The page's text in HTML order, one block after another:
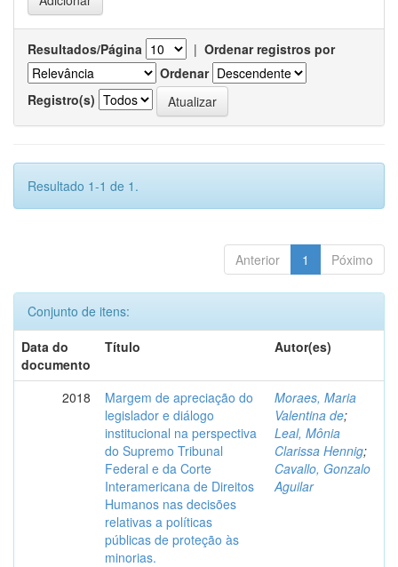
Resultados/Página | Ordenar registros por
Ordenar
Registro(s)
Resultado 1-1 de 1.
Anterior 1 Póximo
Conjunto de itens:
Data do
documento
Título Autor(es)
2018
Margem de apreciação do
legislador e diálogo
institucional na perspectiva
do Supremo Tribunal
Federal e da Corte
Interamericana de Direitos
Humanos nas decisões
relativas a políticas
públicas de proteção às
minorias.
Moraes, Maria
Valentina de;
Leal, Mônia
Clarissa Hennig;
Cavallo, Gonzalo
Aguilar